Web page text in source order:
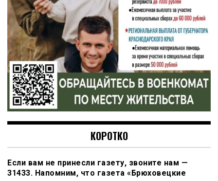
КОРОТКО
Если вам не принесли газету, звоните нам —
31433. Напомним, что газета «Брюховецкие